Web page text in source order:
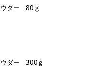
ウダー 80ｇ
ウダー 300ｇ